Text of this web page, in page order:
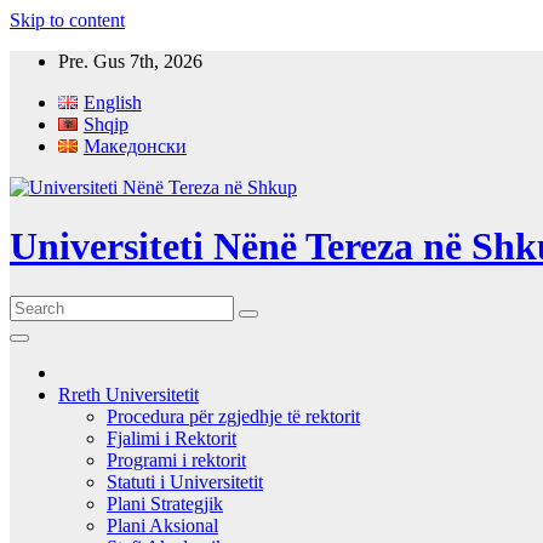
Skip to content
Pre. Gus 7th, 2026
English
Shqip
Македонски
Universiteti Nënë Tereza në
Rreth Universitetit
Procedura për zgjedhje të rektorit
Fjalimi i Rektorit
Programi i rektorit
Statuti i Universitetit
Plani Strategjik
Plani Aksional